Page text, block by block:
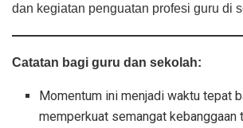
dan kegiatan penguatan profesi guru di
Catatan bagi guru dan sekolah:
Momentum ini menjadi waktu tepat
memperkuat semangat kebanggaan